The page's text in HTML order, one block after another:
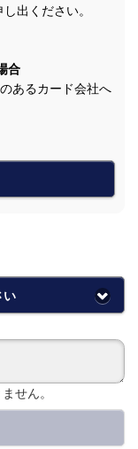
出ください。
合
あるカード会社へ
い
せん。